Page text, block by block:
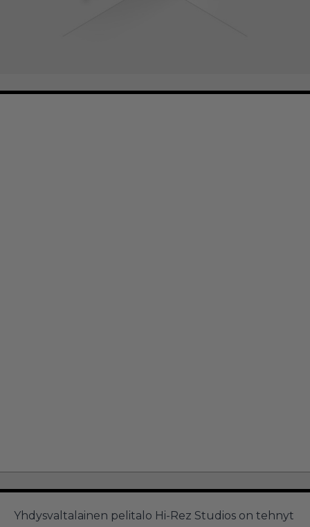
Yhdysvaltalainen pelitalo Hi-Rez Studios on tehnyt